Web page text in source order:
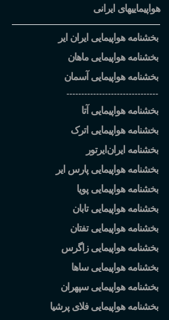
هواپیماییهای ایرانی
بخشنامه هواپیمایی ایران ایر
بخشنامه هواپیمایی ماهان
بخشنامه هواپیمایی آسمان
-------------------------------
بخشنامه هواپیمایی آتا
بخشنامه هواپیمایی اترک
بخشنامه ایران ایرتور
بخشنامه هواپیمایی پارس ایر
بخشنامه هواپیمایی پویا
بخشنامه هواپیمایی تابان
بخشنامه هواپیمایی تفتان
بخشنامه هواپیمایی زاگرس
بخشنامه هواپیمایی ساها
بخشنامه هواپیمایی سپهران
بخشنامه هواپیمایی فلای پرشیا